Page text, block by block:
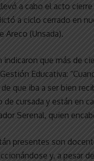
a cabo el acto
a ciclo cerrado en
Areco (Unsada).
indicaron que más de
Educativa:
que iba a ser bien
cursada y están en
Serenal, quien
presentes son
y, a pesar